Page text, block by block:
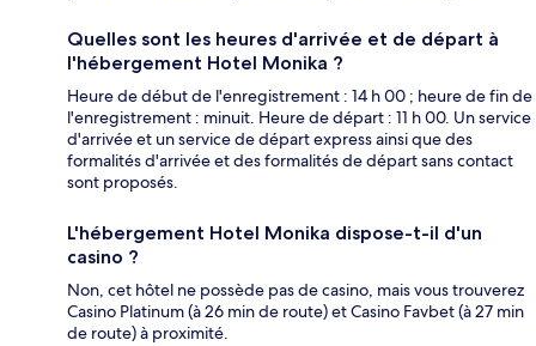
Quelles sont les heures d'arrivée et de départ à
l'hébergement Hotel Monika ?
Heure de début de l'enregistrement : 14 h 00 ; heure de fin de
l'enregistrement : minuit. Heure de départ : 11 h 00. Un service
d'arrivée et un service de départ express ainsi que des
formalités d'arrivée et des formalités de départ sans contact
sont proposés.
L'hébergement Hotel Monika dispose-t-il d'un
casino ?
Non, cet hôtel ne possède pas de casino, mais vous trouverez
Casino Platinum (à 26 min de route) et Casino Favbet (à 27 min
de route) à proximité.